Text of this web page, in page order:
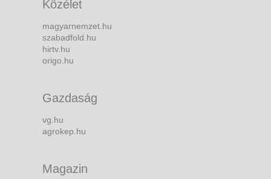
Közélet
magyarnemzet.hu
szabadfold.hu
hirtv.hu
origo.hu
Gazdaság
vg.hu
agrokep.hu
Magazin